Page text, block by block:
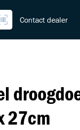
Contact dealer
27cm